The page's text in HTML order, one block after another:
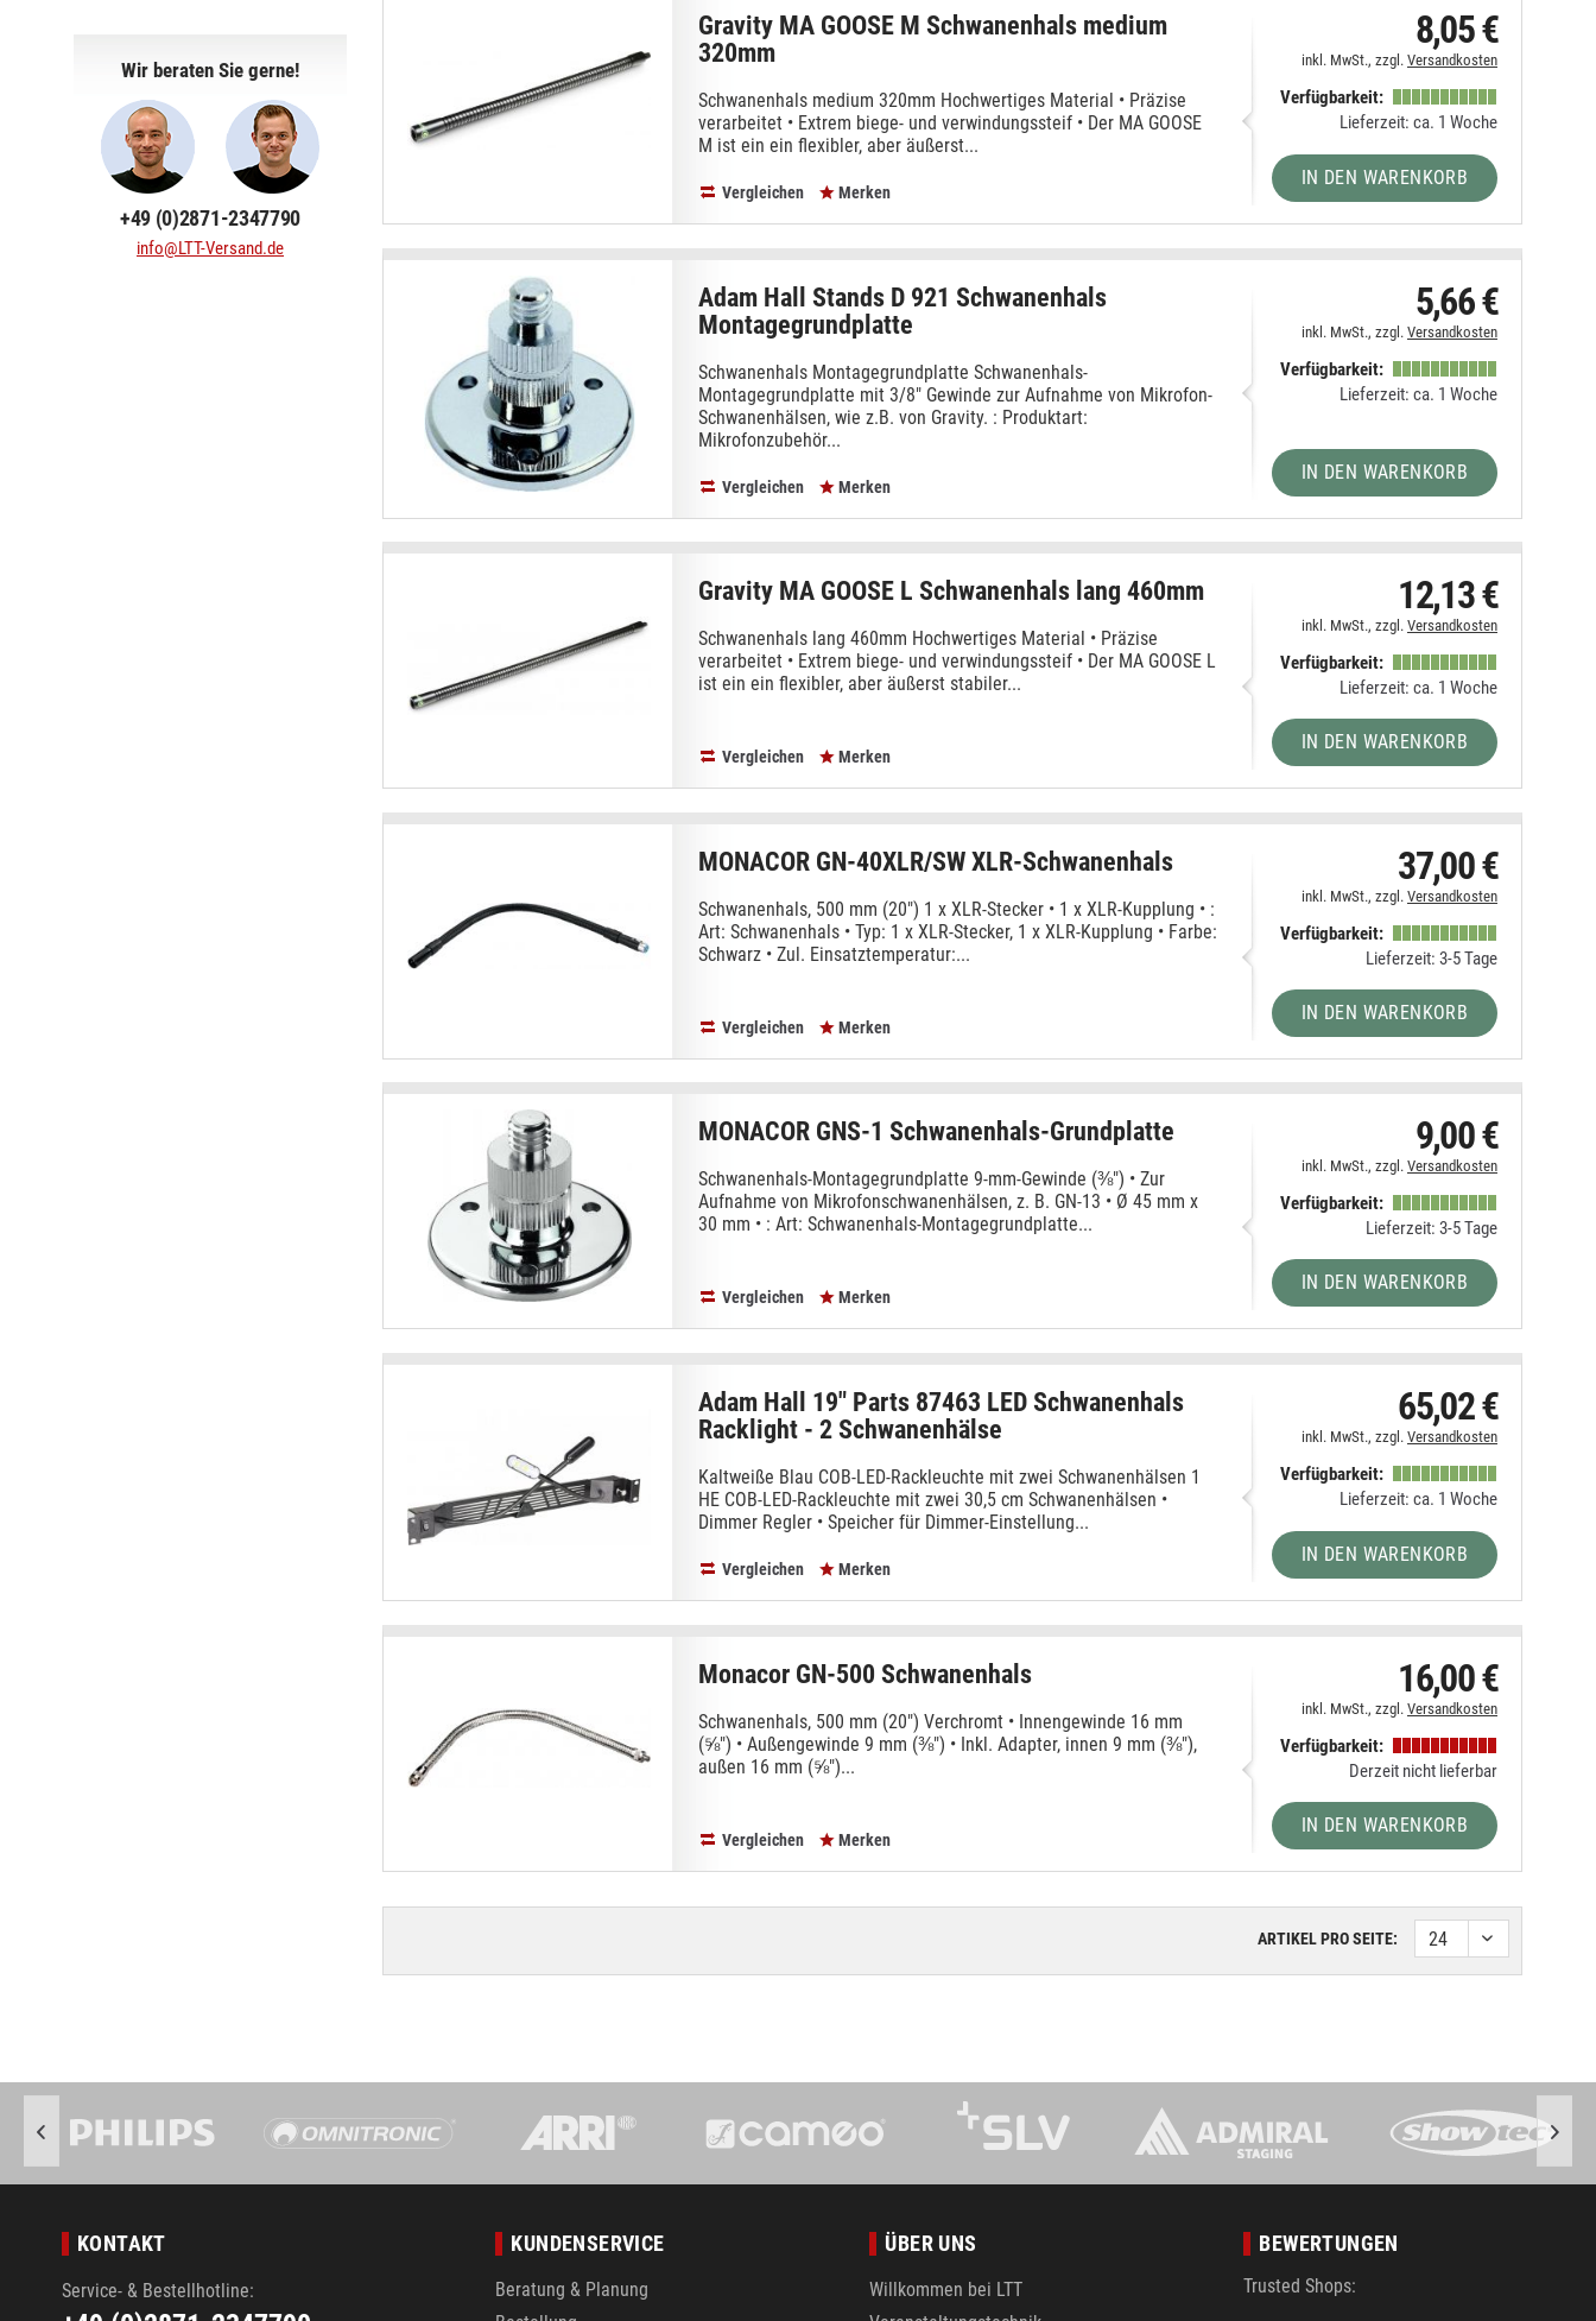
Wir beraten Sie gerne!
+49 (0)2871-2347790
info@LTT-Versand.de
Vergleichen Merken
Gravity MA GOOSE M Schwanenhals medium
320mm
Schwanenhals medium 320mm Hochwertiges Material • Präzise
verarbeitet • Extrem biege- und verwindungssteif • Der MA GOOSE
M ist ein ein flexibler, aber äußerst...
8,05 €
inkl. MwSt., zzgl. Versandkosten
Verfügbarkeit:
Lieferzeit: ca. 1 Woche
IN DEN WARENKORB
Vergleichen Merken
Adam Hall Stands D 921 Schwanenhals
Montagegrundplatte
Schwanenhals Montagegrundplatte Schwanenhals-
Montagegrundplatte mit 3/8" Gewinde zur Aufnahme von Mikrofon-
Schwanenhälsen, wie z.B. von Gravity. : Produktart:
Mikrofonzubehör...
5,66 €
inkl. MwSt., zzgl. Versandkosten
Verfügbarkeit:
Lieferzeit: ca. 1 Woche
IN DEN WARENKORB
Vergleichen Merken
Gravity MA GOOSE L Schwanenhals lang 460mm
Schwanenhals lang 460mm Hochwertiges Material • Präzise
verarbeitet • Extrem biege- und verwindungssteif • Der MA GOOSE L
ist ein ein flexibler, aber äußerst stabiler...
12,13 €
inkl. MwSt., zzgl. Versandkosten
Verfügbarkeit:
Lieferzeit: ca. 1 Woche
IN DEN WARENKORB
Vergleichen Merken
MONACOR GN-40XLR/SW XLR-Schwanenhals
Schwanenhals, 500 mm (20") 1 x XLR-Stecker • 1 x XLR-Kupplung • :
Art: Schwanenhals • Typ: 1 x XLR-Stecker, 1 x XLR-Kupplung • Farbe:
Schwarz • Zul. Einsatztemperatur:...
37,00 €
inkl. MwSt., zzgl. Versandkosten
Verfügbarkeit:
Lieferzeit: 3-5 Tage
IN DEN WARENKORB
Vergleichen Merken
MONACOR GNS-1 Schwanenhals-Grundplatte
Schwanenhals-Montagegrundplatte 9-mm-Gewinde (⅜") • Zur
Aufnahme von Mikrofonschwanenhälsen, z. B. GN-13 • Ø 45 mm x
30 mm • : Art: Schwanenhals-Montagegrundplatte...
9,00 €
inkl. MwSt., zzgl. Versandkosten
Verfügbarkeit:
Lieferzeit: 3-5 Tage
IN DEN WARENKORB
Vergleichen Merken
Adam Hall 19" Parts 87463 LED Schwanenhals
Racklight - 2 Schwanenhälse
Kaltweiße Blau COB-LED-Rackleuchte mit zwei Schwanenhälsen 1
HE COB-LED-Rackleuchte mit zwei 30,5 cm Schwanenhälsen •
Dimmer Regler • Speicher für Dimmer-Einstellung...
65,02 €
inkl. MwSt., zzgl. Versandkosten
Verfügbarkeit:
Lieferzeit: ca. 1 Woche
IN DEN WARENKORB
Vergleichen Merken
Monacor GN-500 Schwanenhals
Schwanenhals, 500 mm (20") Verchromt • Innengewinde 16 mm
(⅝") • Außengewinde 9 mm (⅜") • Inkl. Adapter, innen 9 mm (⅜"),
außen 16 mm (⅝")...
16,00 €
inkl. MwSt., zzgl. Versandkosten
Verfügbarkeit:
Derzeit nicht lieferbar
IN DEN WARENKORB
ARTIKEL PRO SEITE:
KONTAKT
Service- & Bestellhotline:
KUNDENSERVICE
Beratung & Planung
ÜBER UNS
Willkommen bei LTT
BEWERTUNGEN
Trusted Shops: